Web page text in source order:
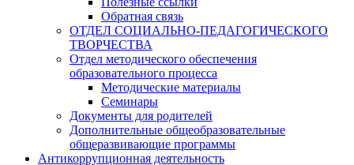
Обратная связь
ОТДЕЛ СОЦИАЛЬНО-ПЕДАГОГИЧЕСКОГО
ТВОРЧЕСТВА
Отдел методического обеспечения
образовательного процесса
Методические материалы
Семинары
Документы для родителей
Дополнительные общеобразовательные
общеразвивающие программы
Антикоррупционная деятельность